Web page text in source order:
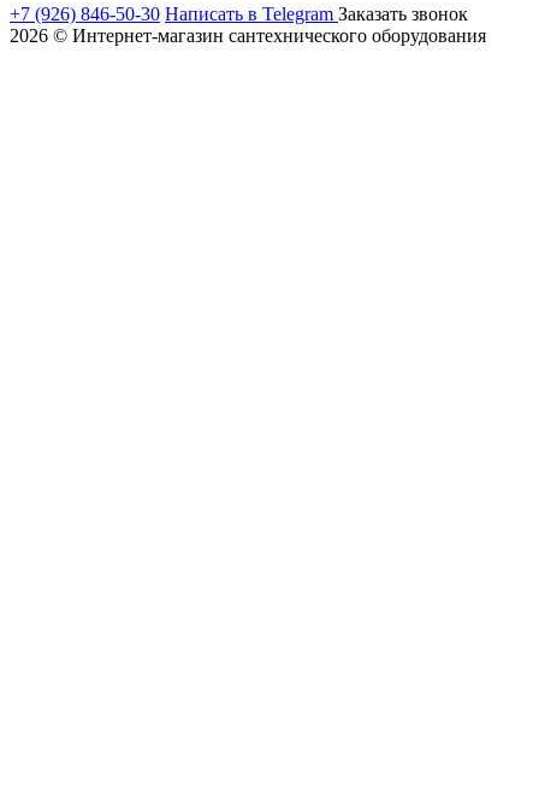
+7 (926) 846-50-30 Написать в Telegram Заказать звонок
2026 © Интернет-магазин сантехнического оборудования